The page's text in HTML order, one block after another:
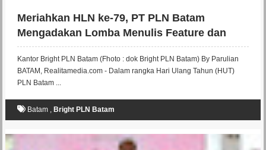
Meriahkan HLN ke-79, PT PLN Batam
Mengadakan Lomba Menulis Feature dan
Foto
Kantor Bright PLN Batam (Fhoto : dok Bright PLN Batam) By Parulian
BATAM, Realitamedia.com - Dalam rangka Hari Ulang Tahun (HUT)
PLN Batam ...
Batam, Bright PLN Batam